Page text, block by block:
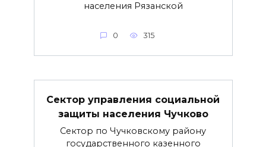
населения Рязанской
0 315
Сектор управления социальной
защиты населения Чучково
Сектор по Чучковскому району
государственного казенного